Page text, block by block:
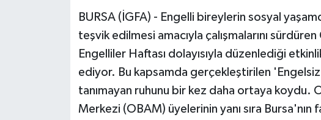
BURSA (İGFA) - Engelli bireylerin sosyal
teşvik edilmesi amacıyla çalışmalarını
Engelliler Haftası dolayısıyla düzenlediği
ediyor. Bu kapsamda gerçekleştirilen 'Engelsiz
tanımayan ruhunu bir kez daha ortaya koydu.
Merkezi (OBAM) üyelerinin yanı sıra Bursa'nın